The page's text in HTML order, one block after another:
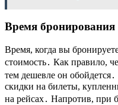
Время бронирования
Время, когда вы
стоимость․ Как правило,
тем дешевле он
скидки на билеты,
на рейсах․ Напротив, при